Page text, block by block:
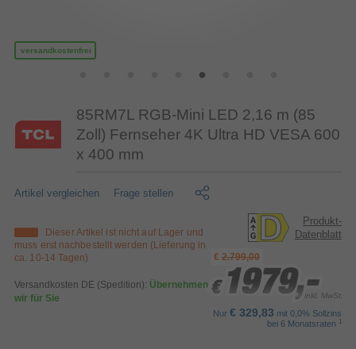
versandkostenfrei
85RM7L RGB-Mini LED 2,16 m (85
Zoll) Fernseher 4K Ultra HD VESA 600
x 400 mm
Artikel vergleichen Frage stellen
Dieser Artikel ist nicht auf Lager und
muss erst nachbestellt werden (Lieferung in
ca. 10-14 Tagen)
Versandkosten DE (Spedition): Übernehmen
wir für Sie
Produkt-
Datenblatt
€ 2.799,00
€ 1979,-
€ 1979,-
€ 1979,-inkl. MwSt.
Nur € 329,83 mit 0,0% Sollzins
bei 6 Monatsraten 1